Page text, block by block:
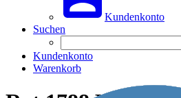
Kundenkonto
Suchen
Kundenkonto
Warenkorb